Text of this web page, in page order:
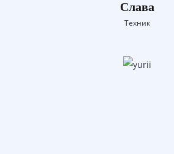
Слава
Техник